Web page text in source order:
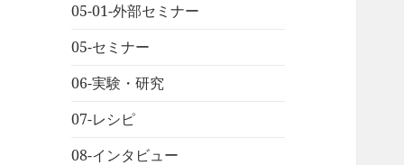
05-01-外部セミナー
05-セミナー
06-実験・研究
07-レシピ
08-インタビュー